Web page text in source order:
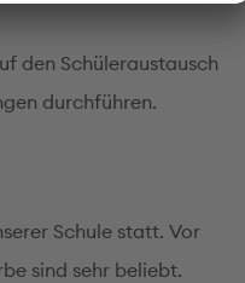
den Schüleraustausch
durchführen.
Schule statt. Vor
sind sehr beliebt.